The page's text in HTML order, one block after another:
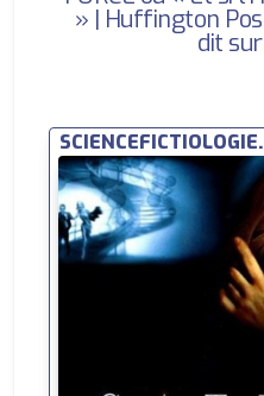
» | Huffington
dit